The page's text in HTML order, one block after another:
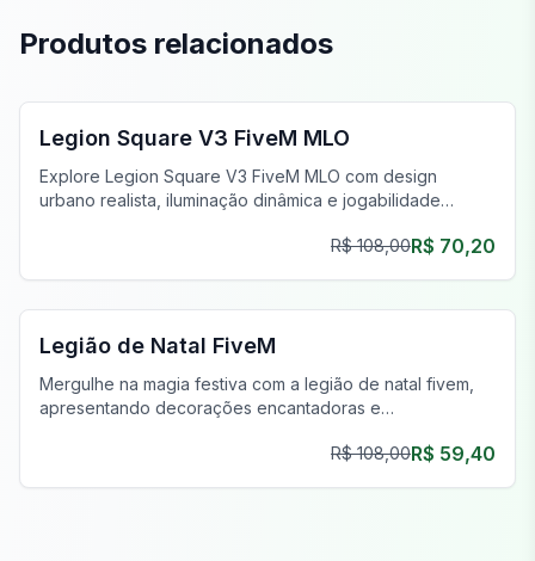
Produtos relacionados
Legion Square V3 FiveM MLO
Explore Legion Square V3 FiveM MLO com design
urbano realista, iluminação dinâmica e jogabilidade
R$ 108,00R$ 70,20
FiveM Legion Square MLO
Legião de Natal FiveM
Mergulhe na magia festiva com a legião de natal fivem,
apresentando decorações encantadoras e
R$ 108,00R$ 59,40